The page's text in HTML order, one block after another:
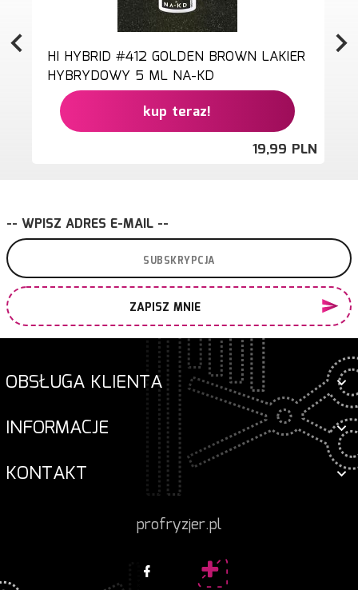
HI HYBRID #412 GOLDEN BROWN LAKIER
HYBRYDOWY 5 ML NA-KD
kup teraz!
19,99 PLN
-- WPISZ ADRES E-MAIL --
ZAPISZ MNIE
OBSŁUGA KLIENTA
INFORMACJE
KONTAKT
profryzjer.pl